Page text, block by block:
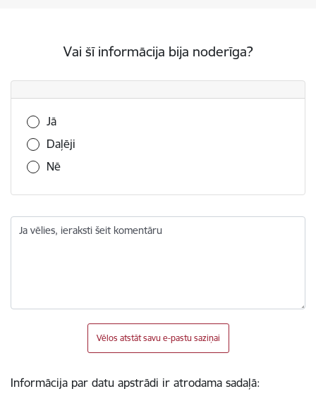
Vai šī informācija bija noderīga?
Vai šī informācija bija noderīga?
Jā
Daļēji
Nē
Ja vēlies, ieraksti šeit komentāru
Vēlos atstāt savu e-pastu saziņai
Informācija par datu apstrādi ir atrodama sadaļā: